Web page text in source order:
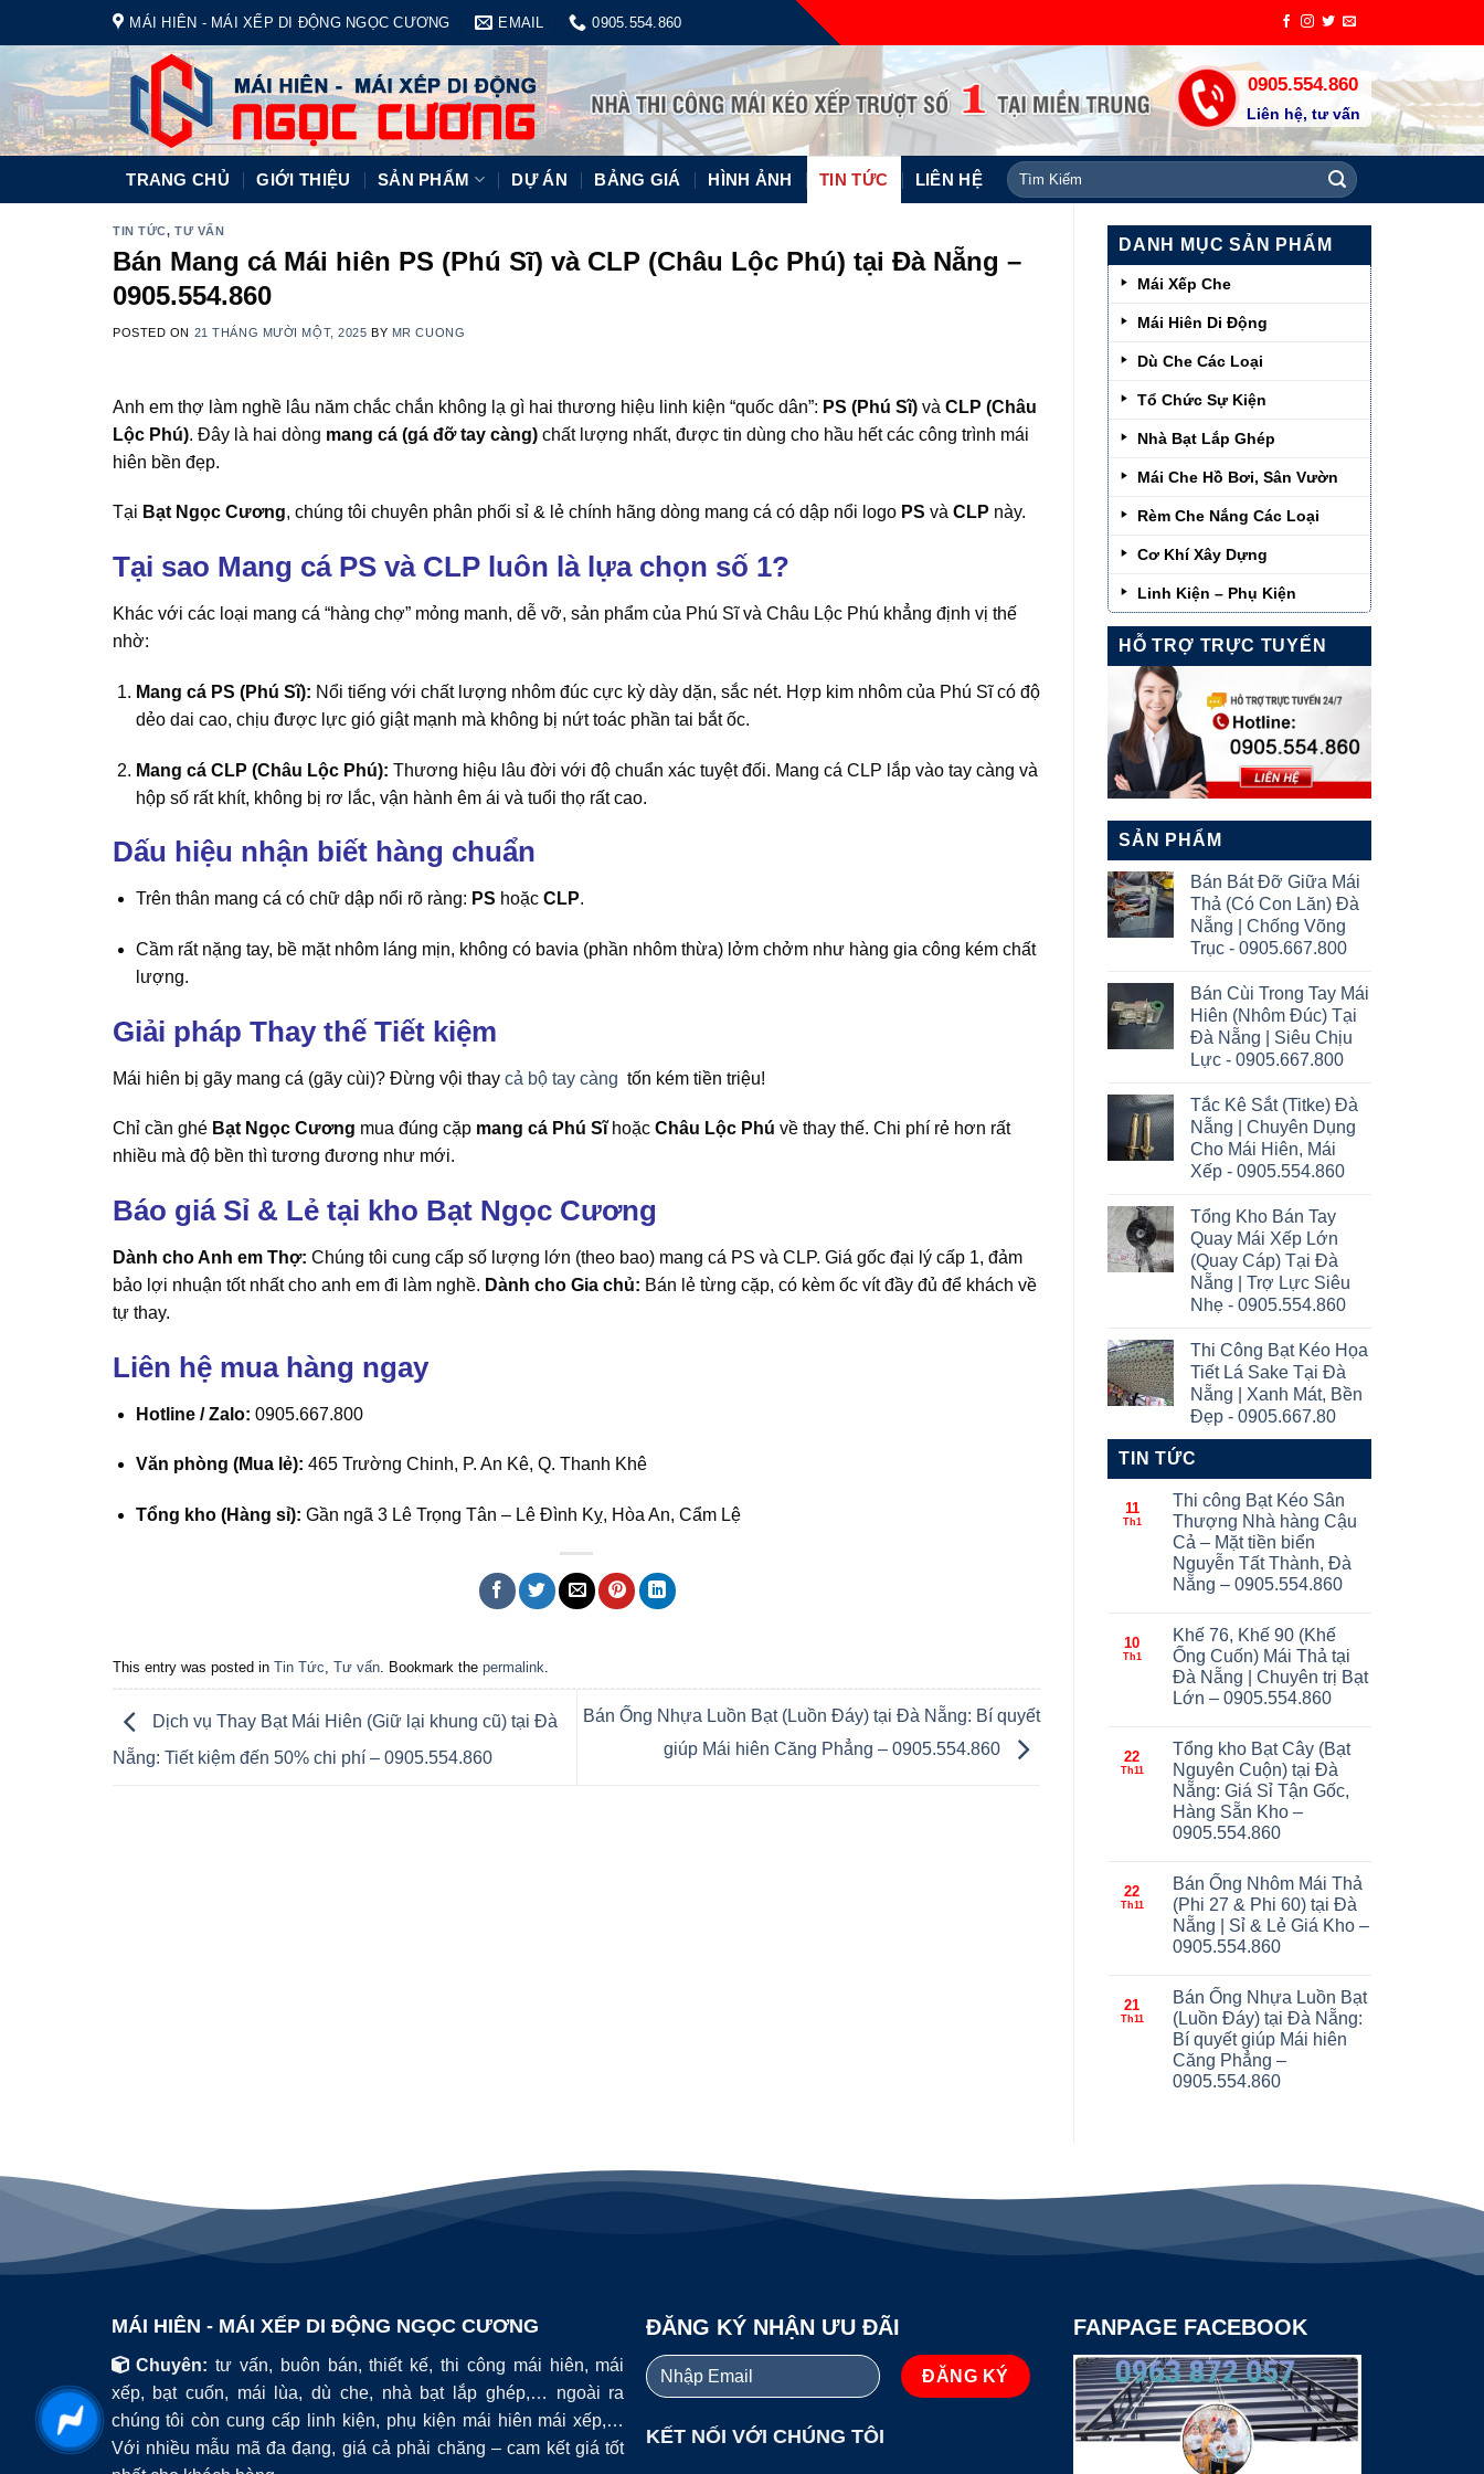
content
MÁI HIÊN - MÁI XẾP DI ĐỘNG NGỌC CƯƠNG EMAIL 0905.554.860
0905.554.860
Liên hệ, tư vấn
TRANG CHỦ GIỚI THIỆU SẢN PHẨM DỰ ÁN BẢNG GIÁ HÌNH ẢNH TIN TỨC LIÊN HỆ
Tìm
kiếm:
TIN TỨC,TƯ VẤN
Bán Mang cá Mái hiên PS (Phú Sĩ) và CLP (Châu Lộc Phú) tại Đà Nẵng –
0905.554.860
POSTED ON 21 THÁNG MƯỜI MỘT, 2025 BY MR CUONG
Anh em thợ làm nghề lâu năm chắc chắn không lạ gì hai thương hiệu linh kiện “quốc dân”: PS (Phú Sĩ) và CLP (Châu
Lộc Phú). Đây là hai dòng mang cá (gá đỡ tay càng) chất lượng nhất, được tin dùng cho hầu hết các công trình mái
hiên bền đẹp.
Tại Bạt Ngọc Cương, chúng tôi chuyên phân phối sỉ & lẻ chính hãng dòng mang cá có dập nổi logo PS và CLP này.
Tại sao Mang cá PS và CLP luôn là lựa chọn số 1?
Khác với các loại mang cá “hàng chợ” mỏng manh, dễ vỡ, sản phẩm của Phú Sĩ và Châu Lộc Phú khẳng định vị thế
nhờ:
Mang cá PS (Phú Sĩ): Nổi tiếng với chất lượng nhôm đúc cực kỳ dày dặn, sắc nét. Hợp kim nhôm của Phú Sĩ có độ
dẻo dai cao, chịu được lực gió giật mạnh mà không bị nứt toác phần tai bắt ốc.
Mang cá CLP (Châu Lộc Phú): Thương hiệu lâu đời với độ chuẩn xác tuyệt đối. Mang cá CLP lắp vào tay càng và
hộp số rất khít, không bị rơ lắc, vận hành êm ái và tuổi thọ rất cao.
Dấu hiệu nhận biết hàng chuẩn
Trên thân mang cá có chữ dập nổi rõ ràng: PS hoặc CLP.
Cầm rất nặng tay, bề mặt nhôm láng mịn, không có bavia (phần nhôm thừa) lởm chởm như hàng gia công kém chất
lượng.
Giải pháp Thay thế Tiết kiệm
Mái hiên bị gãy mang cá (gãy cùi)? Đừng vội thay cả bộ tay càng tốn kém tiền triệu!
Chỉ cần ghé Bạt Ngọc Cương mua đúng cặp mang cá Phú Sĩhoặc Châu Lộc Phú về thay thế. Chi phí rẻ hơn rất
nhiều mà độ bền thì tương đương như mới.
Báo giá Sỉ & Lẻ tại kho Bạt Ngọc Cương
Dành cho Anh em Thợ: Chúng tôi cung cấp số lượng lớn (theo bao) mang cá PS và CLP. Giá gốc đại lý cấp 1, đảm
bảo lợi nhuận tốt nhất cho anh em đi làm nghề. Dành cho Gia chủ: Bán lẻ từng cặp, có kèm ốc vít đầy đủ để khách về
tự thay.
Liên hệ mua hàng ngay
Hotline / Zalo: 0905.667.800
Văn phòng (Mua lẻ): 465 Trường Chinh, P. An Kê, Q. Thanh Khê
Tổng kho (Hàng sỉ): Gần ngã 3 Lê Trọng Tân – Lê Đình Kỵ, Hòa An, Cẩm Lệ
This entry was posted in Tin Tức, Tư vấn. Bookmark the permalink.
Dịch vụ Thay Bạt Mái Hiên (Giữ lại khung cũ) tại Đà
Nẵng: Tiết kiệm đến 50% chi phí – 0905.554.860
Bán Ống Nhựa Luồn Bạt (Luồn Đáy) tại Đà Nẵng: Bí quyết
giúp Mái hiên Căng Phẳng – 0905.554.860
DANH MỤC SẢN PHẨM
Mái Xếp Che
Mái Hiên Di Động
Dù Che Các Loại
Tổ Chức Sự Kiện
Nhà Bạt Lắp Ghép
Mái Che Hồ Bơi, Sân Vườn
Rèm Che Nắng Các Loại
Cơ Khí Xây Dựng
Linh Kiện – Phụ Kiện
HỖ TRỢ TRỰC TUYẾN
SẢN PHẨM
Bán Bát Đỡ Giữa Mái
Thả (Có Con Lăn) Đà
Nẵng | Chống Võng
Trục - 0905.667.800
Bán Cùi Trong Tay Mái
Hiên (Nhôm Đúc) Tại
Đà Nẵng | Siêu Chịu
Lực - 0905.667.800
Tắc Kê Sắt (Titke) Đà
Nẵng | Chuyên Dụng
Cho Mái Hiên, Mái
Xếp - 0905.554.860
Tổng Kho Bán Tay
Quay Mái Xếp Lớn
(Quay Cáp) Tại Đà
Nẵng | Trợ Lực Siêu
Nhẹ - 0905.554.860
Thi Công Bạt Kéo Họa
Tiết Lá Sake Tại Đà
Nẵng | Xanh Mát, Bền
Đẹp - 0905.667.80
TIN TỨC
11
Th1
Thi công Bạt Kéo Sân
Thượng Nhà hàng Cậu
Cả – Mặt tiền biển
Nguyễn Tất Thành, Đà
Nẵng – 0905.554.860
10
Th1
Khế 76, Khế 90 (Khế
Ống Cuốn) Mái Thả tại
Đà Nẵng | Chuyên trị Bạt
Lớn – 0905.554.860
22
Th11
Tổng kho Bạt Cây (Bạt
Nguyên Cuộn) tại Đà
Nẵng: Giá Sỉ Tận Gốc,
Hàng Sẵn Kho –
0905.554.860
22
Th11
Bán Ống Nhôm Mái Thả
(Phi 27 & Phi 60) tại Đà
Nẵng | Sỉ & Lẻ Giá Kho –
0905.554.860
21
Th11
Bán Ống Nhựa Luồn Bạt
(Luồn Đáy) tại Đà Nẵng:
Bí quyết giúp Mái hiên
Căng Phẳng –
0905.554.860
MÁI HIÊN - MÁI XẾP DI ĐỘNG NGỌC CƯƠNG
Chuyên: tư vấn, buôn bán, thiết kế, thi công mái hiên, mái
xếp, bạt cuốn, mái lùa, dù che, nhà bạt lắp ghép,… ngoài ra
chúng tôi còn cung cấp linh kiện, phụ kiện mái hiên mái xếp,…
Với nhiều mẫu mã đa đạng, giá cả phải chăng – cam kết giá tốt
ĐĂNG KÝ NHẬN ƯU ĐÃI
KẾT NỐI VỚI CHÚNG TÔI
FANPAGE FACEBOOK